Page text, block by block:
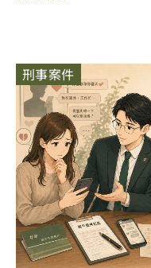
刑事案件